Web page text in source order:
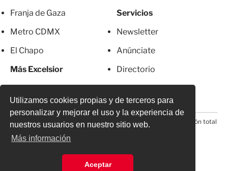
Utilizamos cookies propias y de terceros para
personalizar y mejorar el uso y la experiencia de
nuestros usuarios en nuestro sitio web.
Más información
Aceptar
Franja de Gaza
Metro CDMX
El Chapo
Más Excelsior
Servicios
Newsletter
Anúnciate
Directorio
© 2026 Todos los derechos reservados. Prohibida la reproducción total
o parcial, incluyendo cualquier medio electrónico*